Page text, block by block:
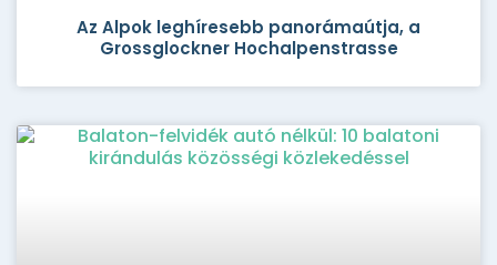
Az Alpok leghíresebb panorámaútja, a
Grossglockner Hochalpenstrasse